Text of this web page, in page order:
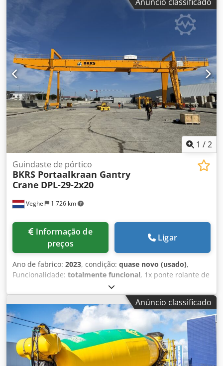
Aprsa Dimensão dos pneus: 425/65r22.5 Suspensão:
Suspensão pneumática Tração: Rodas Peso vazio: 7.070 kg
1 /2
Veghel 1 726 km
Guindaste de pórtico
BKRS Portaalkraan Gantry
Crane DPL-29-2x20
preços
Ligar
Ano de fabrico: 2023, condição: quase novo (usado),
Funcionalidade: totalmente funcional, 1x ponte rolante de
pórtico BKRS Capacidade de carga: 2 x 20.000 = 40.000 kg
Vão: 29 m Codpsyx Dv Tefx Aproha Avanço: 2 x 8,9 m Altura
de elevação acima do trilho: 10 m Curso do gancho: 13,5 m
Controle remoto por rádio Tambor de cabo adequado para
90 m Completo com trilho de ponte UIC60, comprimento:
2x 180 m
Anúncio classificado